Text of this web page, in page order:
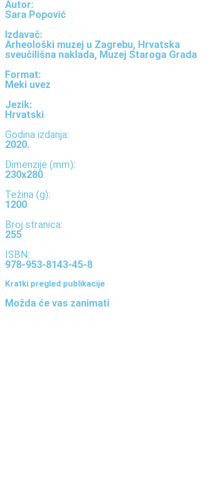
Autor:
Sara Popović
Izdavač:
Arheološki muzej u Zagrebu, Hrvatska
sveučilišna naklada, Muzej Staroga Grada
Format:
Meki uvez
Jezik:
Hrvatski
Godina izdanja:
2020.
Dimenzije (mm):
230x280
Težina (g):
1200
Broj stranica:
255
ISBN:
978-953-8143-45-8
Kratki pregled publikacije
Možda će vas zanimati